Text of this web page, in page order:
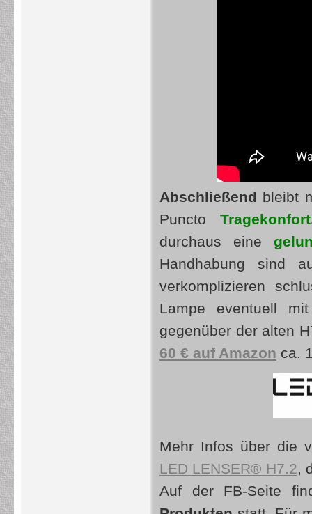
Abschließend bleibt
PunctoT
durchaus eine
Handhabung sind
verkomplizieren
Lampe eventuell
gegenüber der alten
60 € auf Amazon ca.
Mehr Infos über die
LED LENSER® H7.2,
Auf der FB-Seite